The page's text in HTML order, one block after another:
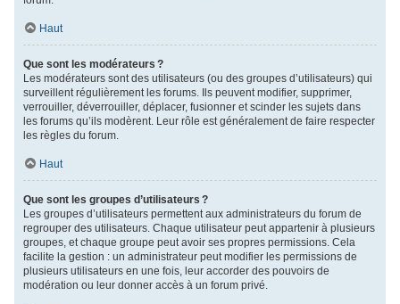
Haut
Que sont les modérateurs ?
Les modérateurs sont des utilisateurs (ou des groupes d’utilisateurs) qui
surveillent régulièrement les forums. Ils peuvent modifier, supprimer,
verrouiller, déverrouiller, déplacer, fusionner et scinder les sujets dans
les forums qu’ils modèrent. Leur rôle est généralement de faire respecter
les règles du forum.
Haut
Que sont les groupes d’utilisateurs ?
Les groupes d’utilisateurs permettent aux administrateurs du forum de
regrouper des utilisateurs. Chaque utilisateur peut appartenir à plusieurs
groupes, et chaque groupe peut avoir ses propres permissions. Cela
facilite la gestion : un administrateur peut modifier les permissions de
plusieurs utilisateurs en une fois, leur accorder des pouvoirs de
modération ou leur donner accès à un forum privé.